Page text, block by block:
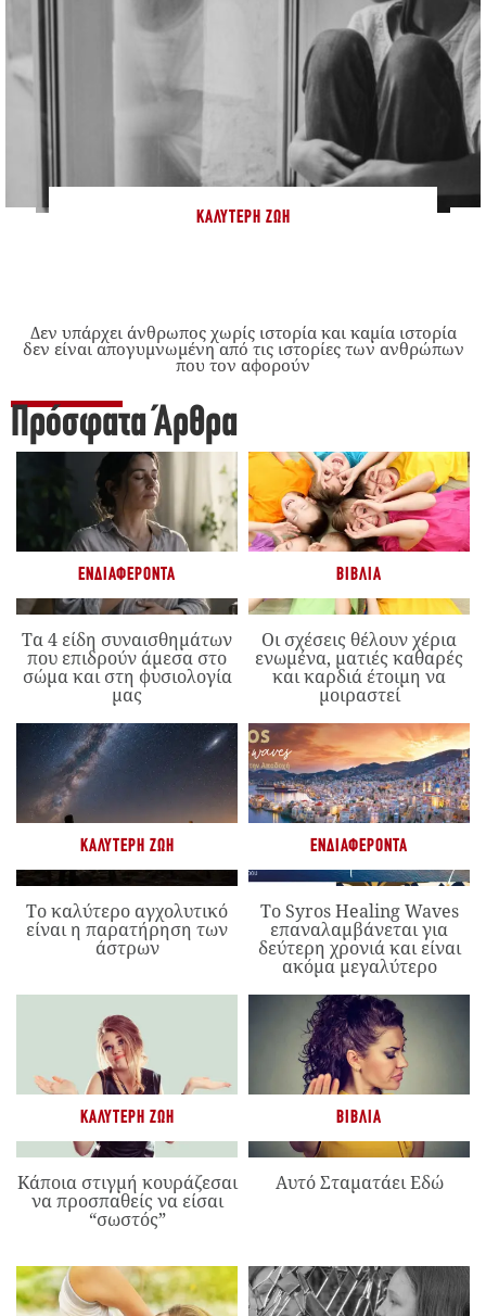
ΚΑΛΎΤΕΡΗ ΖΩΉ
Δεν υπάρχει άνθρωπος χωρίς ιστορία και καμία ιστορία
δεν είναι απογυμνωμένη από τις ιστορίες των ανθρώπων
που τον αφορούν
Πρόσφατα Άρθρα
ΕΝΔΙΑΦΈΡΟΝΤΑ
Τα 4 είδη συναισθημάτων
που επιδρούν άμεσα στο
σώμα και στη φυσιολογία
μας
ΒΙΒΛΊΑ
Οι σχέσεις θέλουν χέρια
ενωμένα, ματιές καθαρές
και καρδιά έτοιμη να
μοιραστεί
ΚΑΛΎΤΕΡΗ ΖΩΉ
Το καλύτερο αγχολυτικό
είναι η παρατήρηση των
άστρων
ΕΝΔΙΑΦΈΡΟΝΤΑ
Το Syros Healing Waves
επαναλαμβάνεται για
δεύτερη χρονιά και είναι
ακόμα μεγαλύτερο
ΚΑΛΎΤΕΡΗ ΖΩΉ
Κάποια στιγμή κουράζεσαι
να προσπαθείς να είσαι
“σωστός”
ΒΙΒΛΊΑ
Αυτό Σταματάει Εδώ